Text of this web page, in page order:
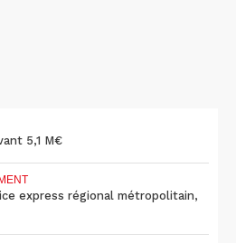
5,1 M€
express régional métropolitain,